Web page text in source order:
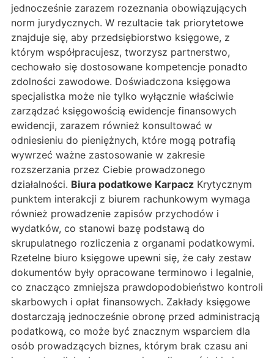
jednocześnie zarazem rozeznania obowiązujących
norm jurydycznych. W rezultacie tak priorytetowe
znajduje się, aby przedsiębiorstwo księgowe, z
którym współpracujesz, tworzysz partnerstwo,
cechowało się dostosowane kompetencje ponadto
zdolności zawodowe. Doświadczona księgowa
specjalistka może nie tylko wyłącznie właściwie
zarządzać księgowością ewidencje finansowych
ewidencji, zarazem również konsultować w
odniesieniu do pieniężnych, które mogą potrafią
wywrzeć ważne zastosowanie w zakresie
rozszerzania przez Ciebie prowadzonego
działalności. Biura podatkowe Karpacz Krytycznym
punktem interakcji z biurem rachunkowym wymaga
również prowadzenie zapisów przychodów i
wydatków, co stanowi bazę podstawą do
skrupulatnego rozliczenia z organami podatkowymi.
Rzetelne biuro księgowe upewni się, że cały zestaw
dokumentów były opracowane terminowo i legalnie,
co znacząco zmniejsza prawdopodobieństwo kontroli
skarbowych i opłat finansowych. Zakłady księgowe
dostarczają jednocześnie obronę przed administracją
podatkową, co może być znacznym wsparciem dla
osób prowadzących biznes, którym brak czasu ani